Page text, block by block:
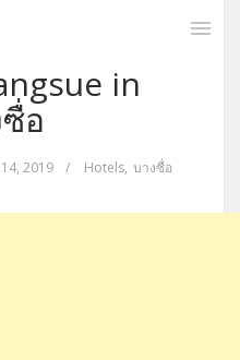
in
อ
2019 / Hotels, บางซื่อ